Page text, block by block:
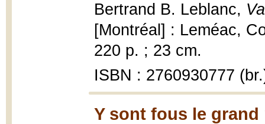
Bertrand B. Leblanc,
[Montréal] : Leméac,
220 p. ; 23 cm.
ISBN : 2760930777
Y sont fous le grand